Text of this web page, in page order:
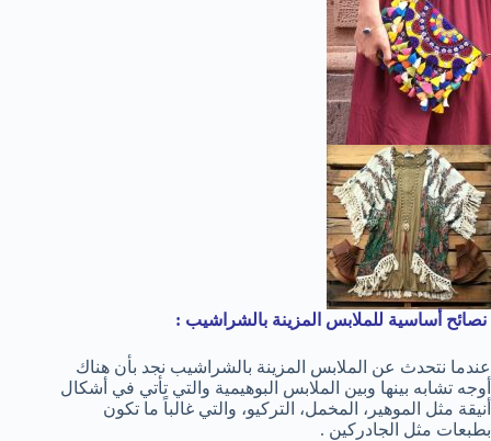
نصائح أساسية للملابس المزينة بالشراشيب :
عندما نتحدث عن الملابس المزينة بالشراشيب نجد بأن هناك
أوجه تشابه بينها وبين الملابس البوهيمية والتي تأتي في أشكال
أنيقة مثل الموهير، المخمل، التركيو، والتي غالباً ما تكون
بطبعات مثل الجادركين .